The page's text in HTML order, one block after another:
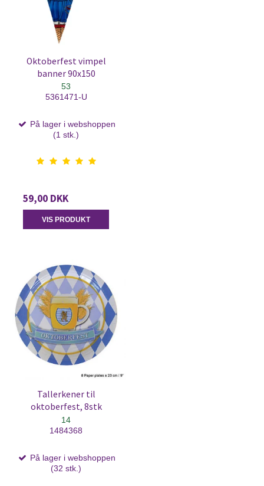
Oktoberfest vimpel
banner 90x150
53
5361471-U
På lager i webshoppen
(1 stk.)
59,00 DKK
VIS PRODUKT
Tallerkener til
oktoberfest, 8stk
14
1484368
På lager i webshoppen
(32 stk.)